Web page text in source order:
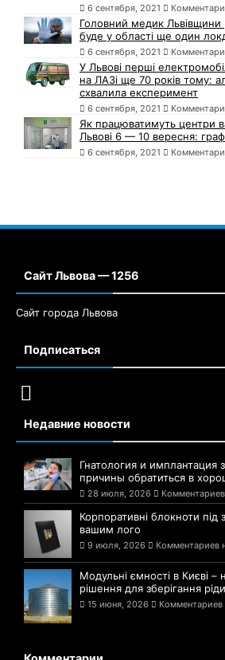
6 сентября, 2021
Головний медик Львівщини
буде у області ще один
6 сентября, 2021
У Львові перші
на ЛАЗі ще 70 років тому:
схвалила експеримент
6 сентября, 2021
Як працюватимуть центри
Львові 6 — 10 вересня:
6 сентября, 2021
Сайт Львова — 1256
Сайт города Львова
Подписаться
Недавние новости
Гнатология и имплантация
причины обратиться в
28 июля, 2026
Корпоративні блокноти під
вашим лого
9 июля, 2026 Комментариев
Модульні ємності в Києві –
рішення для зберігання
15 июня, 2026 Комментариев